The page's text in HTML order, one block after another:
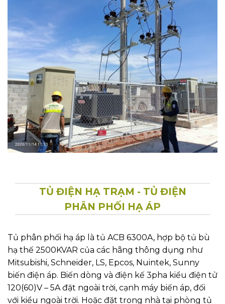
TỦ ĐIỆN HẠ TRẠM - TỦ ĐIỆN
PHÂN PHỐI HẠ ÁP
Tủ phân phối hạ áp là tủ ACB 6300A, hợp bộ tủ bù
hạ thế 2500KVAR của các hãng thông dụng như
Mitsubishi, Schneider, LS, Epcos, Nuintek, Sunny
biến điện áp. Biến dòng và điện kế 3pha kiểu điện tử
120(60)V – 5A đặt ngoài trời, cạnh máy biến áp, đối
với kiểu ngoài trời. Hoặc đặt trong nhà tại phòng tủ